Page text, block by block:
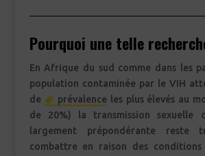
Pourquoi une telle
En Afrique du sud comme dans les
population contaminée par le VIH
de
prévalence les plus élevés au
de 20%) la transmission sexuelle
largement prépondérante
combattre en raison des conditions